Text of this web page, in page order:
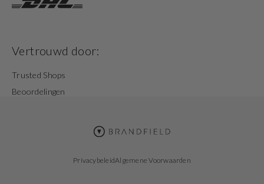
Vertrouwd door:
Trusted Shops
Beoordelingen
PrivacybeleidAlgemene Voorwaarden